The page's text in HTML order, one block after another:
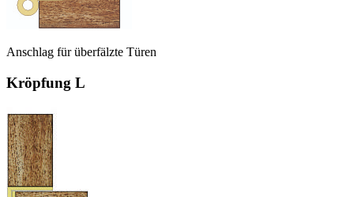
Anschlag für überfälzte Türen
Kröpfung L